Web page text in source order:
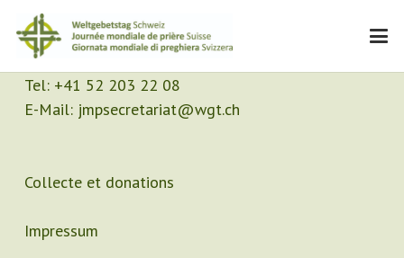
Contact
Secrétariat
Tel: +41 52 203 22 08
E-Mail: jmpsecretariat@wgt.ch
Collecte et donations
Impressum